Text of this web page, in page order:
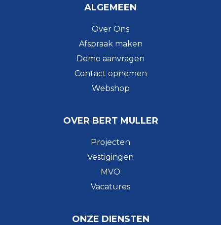
ALGEMEEN
Over Ons
Afspraak maken
Demo aanvragen
Contact opnemen
Webshop
OVER BERT MULLER
Projecten
Vestigingen
MVO
Vacatures
ONZE DIENSTEN